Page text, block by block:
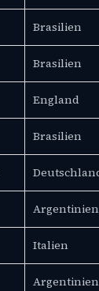
Brasilien
Brasilien
England
Brasilien
Argentinien
Italien
Argentinien